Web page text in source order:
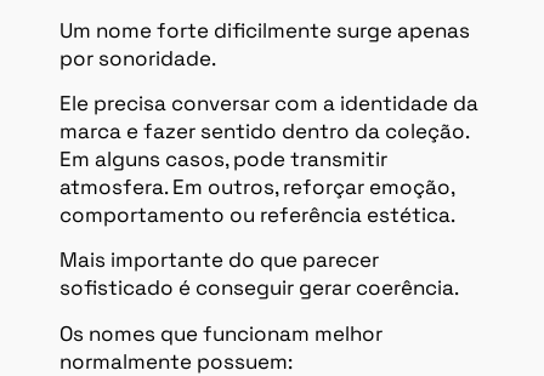
Um nome forte dificilmente surge apenas
por sonoridade.
Ele precisa conversar com a identidade da
marca e fazer sentido dentro da coleção.
Em alguns casos, pode transmitir
atmosfera. Em outros, reforçar emoção,
comportamento ou referência estética.
Mais importante do que parecer
sofisticado é conseguir gerar coerência.
Os nomes que funcionam melhor
normalmente possuem: